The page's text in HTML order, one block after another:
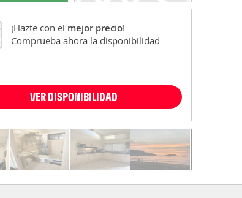
¡Hazte con el mejor precio!
Comprueba ahora la disponibilidad
VER DISPONIBILIDAD